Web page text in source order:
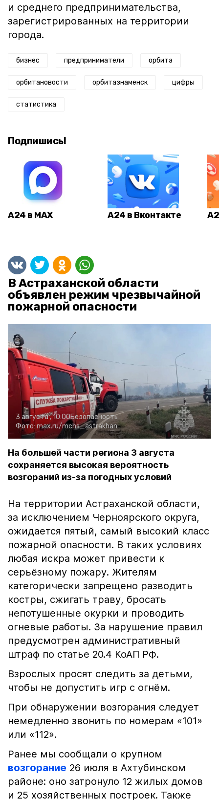
и среднего предпринимательства,
зарегистрированных на территории
города.
бизнес предприниматели орбита
орбитановости орбитазнаменск цифры
статистика
Подпишись!
А24 в MAX А24 в Вконтакте
В Астраханской области
объявлен режим чрезвычайной
пожарной опасности
3 августа , 10:00Безопасность
Фото: max.ru/mchs_astrakhan
На большей части региона 3 августа
сохраняется высокая вероятность
возгораний из-за погодных условий
На территории Астраханской области,
за исключением Черноярского округа,
ожидается пятый, самый высокий класс
пожарной опасности. В таких условиях
любая искра может привести к
серьёзному пожару. Жителям
категорически запрещено разводить
костры, сжигать траву, бросать
непотушенные окурки и проводить
огневые работы. За нарушение правил
предусмотрен административный
штраф по статье 20.4 КоАП РФ.
Взрослых просят следить за детьми,
чтобы не допустить игр с огнём.
При обнаружении возгорания следует
немедленно звонить по номерам «101»
или «112».
Ранее мы сообщали о крупном
возгорание 26 июля в Ахтубинском
районе: оно затронуло 12 жилых домов
и 25 хозяйственных построек. Также